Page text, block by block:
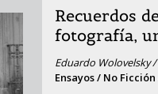
Recuerdos
fotografía,
Eduardo Wolovelsky
Ensayos / No